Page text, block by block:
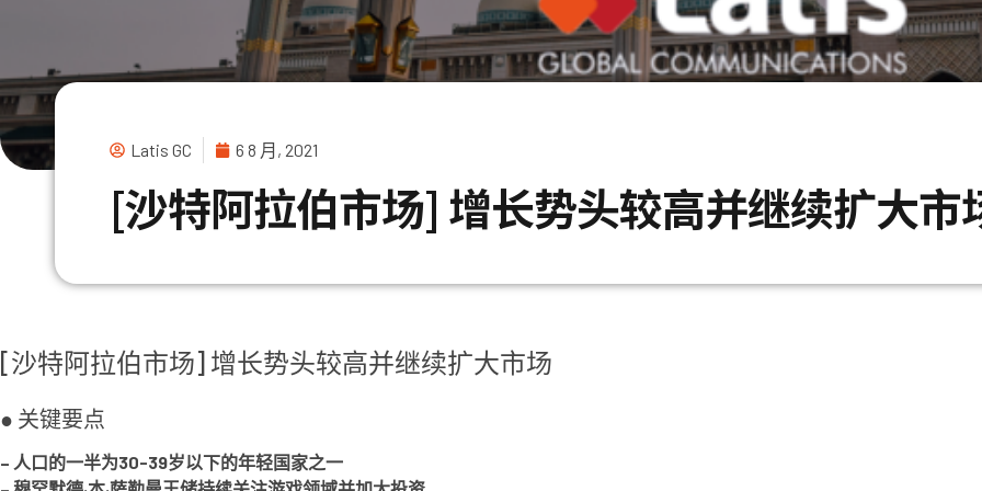
Latis GC 6 8 月, 2021
[沙特阿拉伯市场] 增长势头较高并继续扩大市
[沙特阿拉伯市场] 增长势头较高并继续扩大市场
● 关键要点
– 人口的一半为30-39岁以下的年轻国家之一